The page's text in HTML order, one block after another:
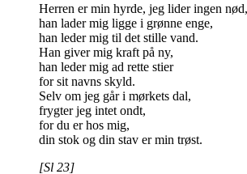
Herren er min hyrde, jeg lider ingen nød,
han lader mig ligge i grønne enge,
han leder mig til det stille vand.
Han giver mig kraft på ny,
han leder mig ad rette stier
for sit navns skyld.
Selv om jeg går i mørkets dal,
frygter jeg intet ondt,
for du er hos mig,
din stok og din stav er min trøst.
[Sl 23]